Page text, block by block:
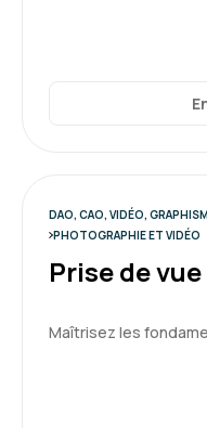
DAO, CAO, VIDÉO,
PHOTOGRAPHIE ET VIDÉO
Prise de
Maîtrisez les